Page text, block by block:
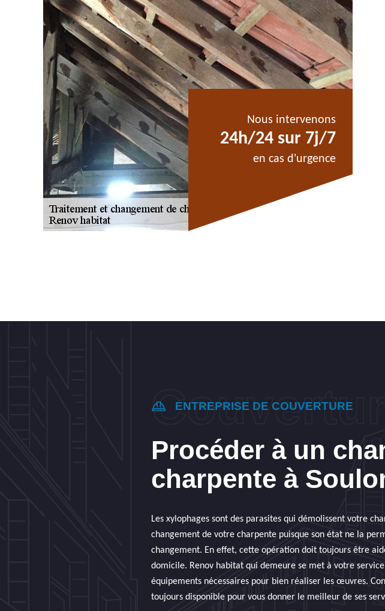
Nous intervenons
24h/24 sur 7j/7
en cas d'urgence
ENTREPRISE DE COUVERTURE
Procéder à un
charpente à
Les xylophages sont des parasites qui démolissent votre
changement de votre charpente puisque son état ne la
changement. En effet, cette opération doit toujours être
domicile. Renov habitat qui demeure se met à votre
équipements nécessaires pour bien réaliser les œuvres.
toujours disponible pour vous donner le meilleur de ses